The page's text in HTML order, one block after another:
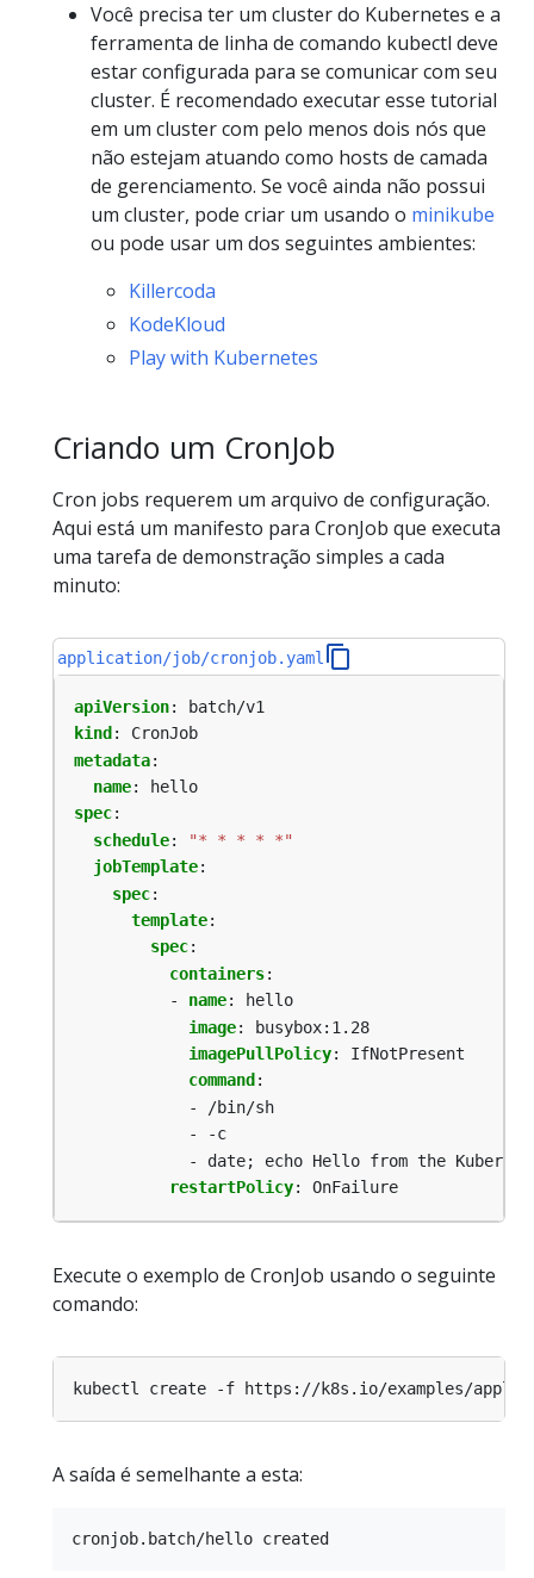
Você precisa ter um cluster do Kubernetes e a
ferramenta de linha de comando kubectl deve
estar configurada para se comunicar com seu
cluster. É recomendado executar esse tutorial
em um cluster com pelo menos dois nós que
não estejam atuando como hosts de camada
de gerenciamento. Se você ainda não possui
um cluster, pode criar um usando o minikube
ou pode usar um dos seguintes ambientes:
Killercoda
KodeKloud
Play with Kubernetes
Criando um CronJob
Cron jobs requerem um arquivo de configuração.
Aqui está um manifesto para CronJob que executa
uma tarefa de demonstração simples a cada
minuto:
application/job/cronjob.yaml
apiVersion:
batch/v1
kind :
CronJob
metadata:
name:
hello
spec:
schedule:
"* * * * *"
jobTemplate:
spec:
template:
spec:
containers:
- name:
hello
image:
busybox:1.28
imagePullPolicy:
IfNotPresent
command :
- /bin/sh
- -c
- date; echo Hello from the
restartPolicy: OnFailure
Execute o exemplo de CronJob usando o seguinte
comando:
A saída é semelhante a esta: